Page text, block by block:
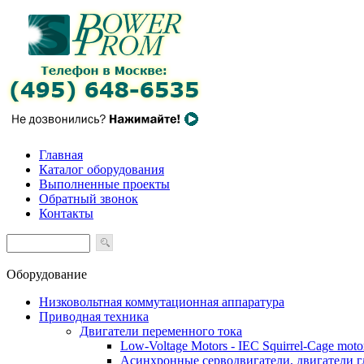
Главная
Каталог оборудования
Выполненные проекты
Обратный звонок
Контакты
Оборудование
Низковольтная коммутационная аппаратура
Приводная техника
Двигатели переменного тока
Low-Voltage Motors - IEC Squirrel-Cage
Асинхронные серводвигатели, двигатели